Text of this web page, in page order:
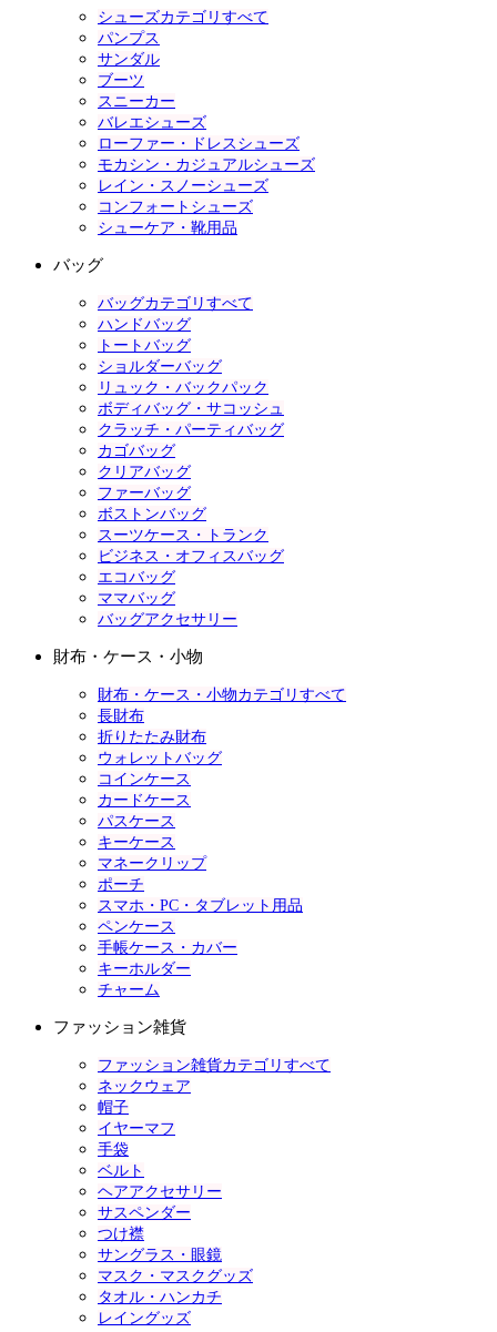
シューズカテゴリすべて
パンプス
サンダル
ブーツ
スニーカー
バレエシューズ
ローファー・ドレスシューズ
モカシン・カジュアルシューズ
レイン・スノーシューズ
コンフォートシューズ
シューケア・靴用品
バッグ
バッグカテゴリすべて
ハンドバッグ
トートバッグ
ショルダーバッグ
リュック・バックパック
ボディバッグ・サコッシュ
クラッチ・パーティバッグ
カゴバッグ
クリアバッグ
ファーバッグ
ボストンバッグ
スーツケース・トランク
ビジネス・オフィスバッグ
エコバッグ
ママバッグ
バッグアクセサリー
財布・ケース・小物
財布・ケース・小物カテゴリすべて
長財布
折りたたみ財布
ウォレットバッグ
コインケース
カードケース
パスケース
キーケース
マネークリップ
ポーチ
スマホ・PC・タブレット用品
ペンケース
手帳ケース・カバー
キーホルダー
チャーム
ファッション雑貨
ファッション雑貨カテゴリすべて
ネックウェア
帽子
イヤーマフ
手袋
ベルト
ヘアアクセサリー
サスペンダー
つけ襟
サングラス・眼鏡
マスク・マスクグッズ
タオル・ハンカチ
レイングッズ